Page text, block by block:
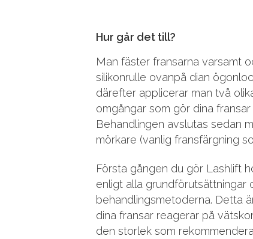
Hur går det till?
Man fäster fransarna varsamt
silikonrulle ovanpå dian
därefter applicerar man två
omgångar som gör dina
Behandlingen avslutas sedan
mörkare (vanlig fransfärgning
Första gången du gör Lashlift
enligt alla grundförutsättningar
behandlingsmetoderna. Detta
dina fransar reagerar på
den storlek som